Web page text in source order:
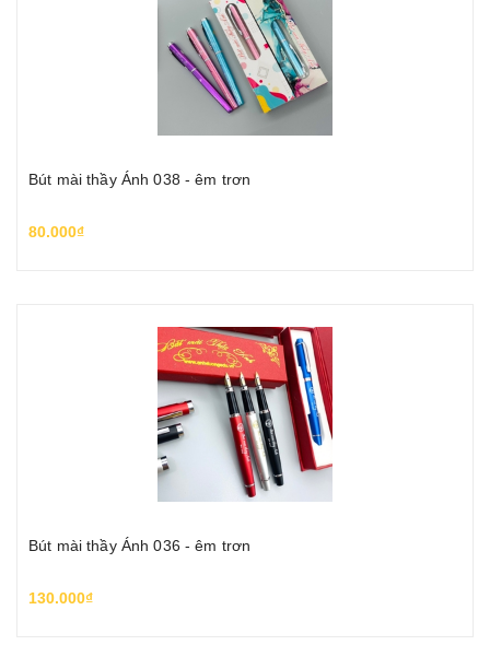
Bút mài thầy Ánh 038 - êm trơn
80.000₫
Bút mài thầy Ánh 036 - êm trơn
130.000₫